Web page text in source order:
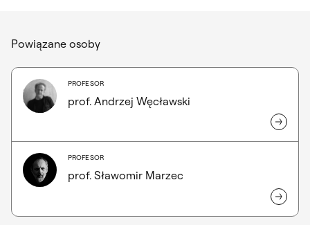
Powiązane osoby
KONICA
MINOLTA
DIGITAL
PROFESOR
prof. Andrzej Węcławski
PROFESOR
prof. Sławomir Marzec